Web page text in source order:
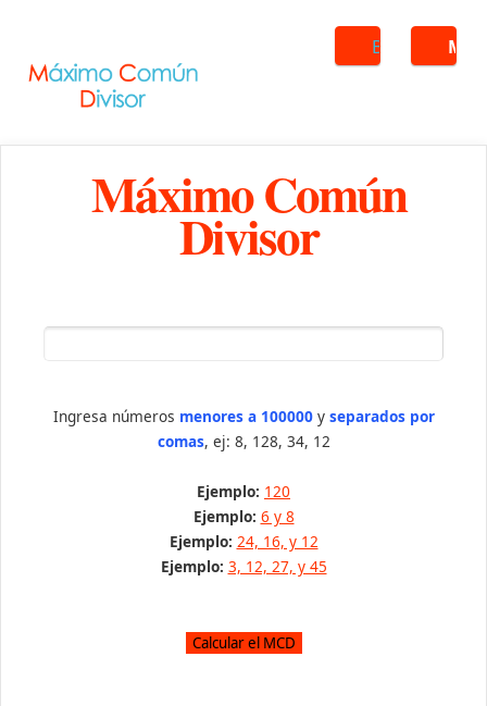
Buscar
Máximo Común
Divisor
Ingresa números menores a 100000y separados por
comas, ej: 8, 128, 34, 12
Ejemplo: 120
Ejemplo: 6 y 8
Ejemplo: 24, 16, y 12
Ejemplo: 3, 12, 27, y 45